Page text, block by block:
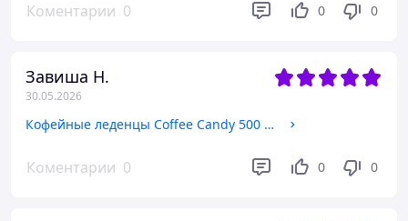
Коментарии 0 0 0
Завиша Н.
30.05.2026
Кофейные леденцы Coffee Candy 500 г (0691)
Коментарии 0 0 0